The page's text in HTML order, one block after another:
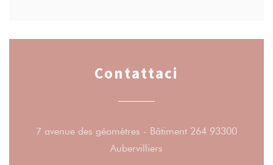
Contattaci
7 avenue des géomètres - Bâtiment 264 93300
Aubervilliers